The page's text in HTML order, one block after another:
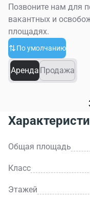
Позвоните нам для
вакантных и
площадях.
По умолчанию
Аренда Продажа
Общая площадь
Класс
Этажей